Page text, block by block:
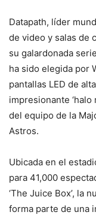
Datapath, líder
de video y salas de
su galardonada
ha sido elegida por
pantallas LED de
impresionante
del equipo de la
Astros.
Ubicada en el
para 41,000
‘The Juice Box’, la
forma parte de una